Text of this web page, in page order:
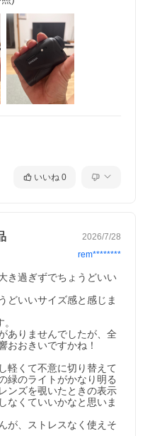
いいね 0
2026/7/28
rem********
き過ぎずでちょうどいい
どいいサイズ感と感じま
ありませんでしたが、全
おおきいですかね！
軽くて不意に切り替えて
緑のライトがかなり明る
ンズを覗いたときの表示
なくていいかなと思いま
が、ストレスなく使えそ